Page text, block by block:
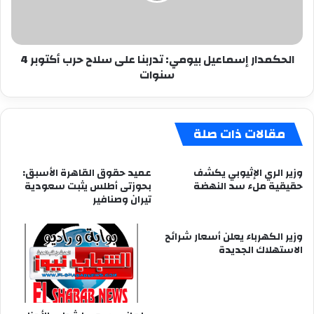
4
سنوات
الحكمدار إسماعيل بيومي: تدربنا على سلاح حرب أكتوبر 4
سنوات
مقالات ذات صلة
وزير الري الإثيوبي يكشف
حقيقية ملء سد النهضة
عميد حقوق القاهرة الأسبق:
بحوزتى أطلس يثبت سعودية
تيران وصنافير
وزير الكهرباء يعلن أسعار شرائح
الاستهلاك الجديدة